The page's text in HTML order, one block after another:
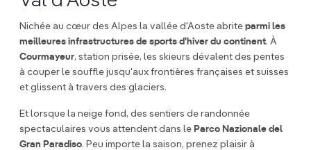
Nichée au cœur des Alpes la vallée d'Aoste abrite parmi les
meilleures infrastructures de sports d'hiver du continent. À
Courmayeur, station prisée, les skieurs dévalent des pentes
à couper le souffle jusqu'aux frontières françaises et suisses
et glissent à travers des glaciers.
Et lorsque la neige fond, des sentiers de randonnée
spectaculaires vous attendent dans le Parco Nazionale del
Gran Paradiso. Peu importe la saison, prenez plaisir à